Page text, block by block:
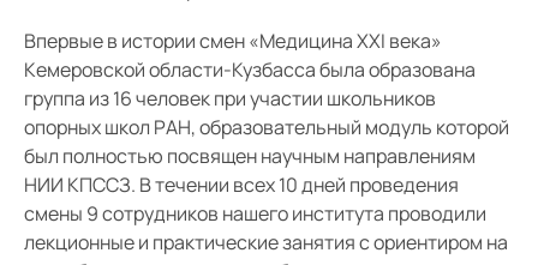
Впервые в истории смен «Медицина XXI века»
Кемеровской области-Кузбасса была образована
группа из 16 человек при участии школьников
опорных школ РАН, образовательный модуль которой
был полностью посвящен научным направлениям
НИИ КПССЗ. В течении всех 10 дней проведения
смены 9 сотрудников нашего института проводили
лекционные и практические занятия с ориентиром на